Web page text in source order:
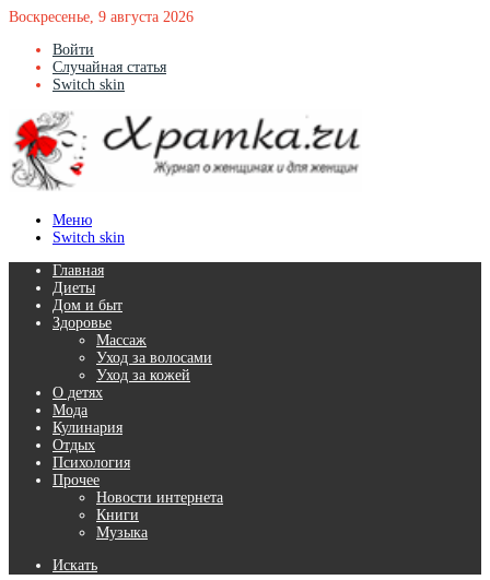
Воскресенье, 9 августа 2026
Войти
Случайная статья
Switch skin
Меню
Switch skin
Главная
Диеты
Дом и быт
Здоровье
Массаж
Уход за волосами
Уход за кожей
О детях
Мода
Кулинария
Отдых
Психология
Прочее
Новости интернета
Книги
Музыка
Искать